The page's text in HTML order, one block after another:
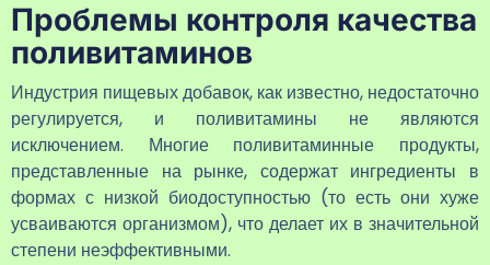
Проблемы контроля качества
поливитаминов
Индустрия пищевых добавок, как известно, недостаточно
регулируется, и поливитамины не являются
исключением. Многие поливитаминные продукты,
представленные на рынке, содержат ингредиенты в
формах с низкой биодоступностью (то есть они хуже
усваиваются организмом), что делает их в значительной
степени неэффективными.